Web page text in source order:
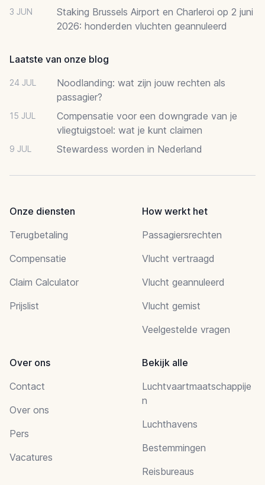
3 JUN
Staking Brussels Airport en Charleroi op 2 juni
2026: honderden vluchten geannuleerd
Laatste van onze blog
24 JUL
Noodlanding: wat zijn jouw rechten als
passagier?
15 JUL
Compensatie voor een downgrade van je
vliegtuigstoel: wat je kunt claimen
9 JUL Stewardess worden in Nederland
Onze diensten
Terugbetaling
Compensatie
Claim Calculator
Prijslist
How werkt het
Passagiersrechten
Vlucht vertraagd
Vlucht geannuleerd
Vlucht gemist
Veelgestelde vragen
Over ons
Contact
Over ons
Pers
Vacatures
Bekijk alle
Luchtvaartmaatschappije
n
Luchthavens
Bestemmingen
Reisbureaus